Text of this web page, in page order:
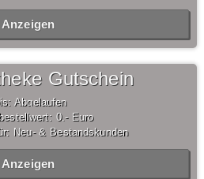
Anzeigen
Gutschein
Abgelaufen
0,- Euro
Neu- & Bestandskunden
Anzeigen